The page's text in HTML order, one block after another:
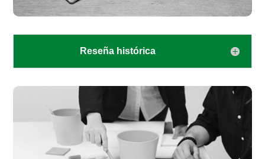
Reseña histórica